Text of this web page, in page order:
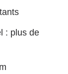
: plus de